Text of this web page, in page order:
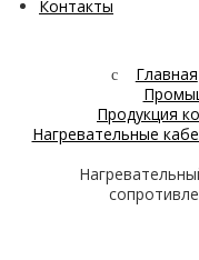
Контакты
Главная
Продукция
Нагревательные